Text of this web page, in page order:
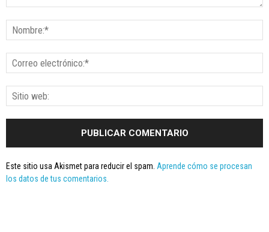
Este sitio usa Akismet para reducir el spam. Aprende cómo se procesan
los datos de tus comentarios.